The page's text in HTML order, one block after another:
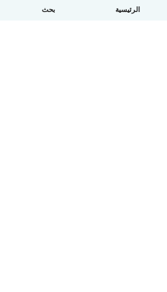
الرئيسية بحث